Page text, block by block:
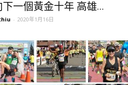
下一個黃金十年 高雄...
- 2020年1月16日